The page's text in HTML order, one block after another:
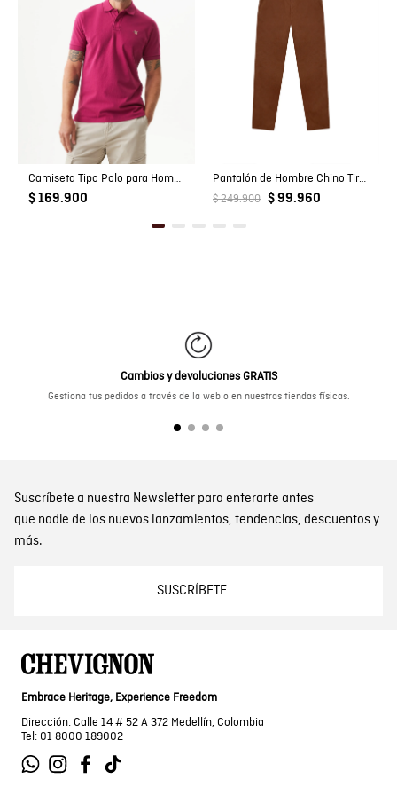
Camiseta Tipo Polo para Hombre
$ 169.900
Pantalón de Hombre Chino Tiro Medio con Bolsillos Diagonales en Mezcla de Algodón
$ 249.900 $ 99.960
Cambios y devoluciones GRATIS
Gestiona tus pedidos a través de la web o en nuestras tiendas físicas.
Suscríbete a nuestra Newsletter para enterarte antes
que nadie de los nuevos lanzamientos, tendencias, descuentos y
más.
SUSCRÍBETE
Embrace Heritage, Experience Freedom
Dirección: Calle 14 # 52 A 372 Medellín, Colombia
Tel: 01 8000 189002